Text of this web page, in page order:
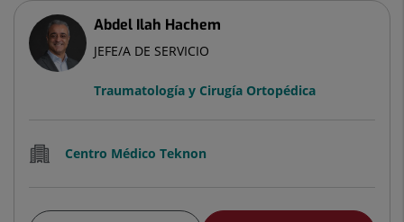
Abdel Ilah Hachem
JEFE/A DE SERVICIO
Traumatología y Cirugía Ortopédica
Centro Médico Teknon